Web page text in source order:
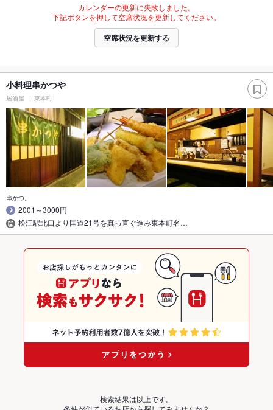
カレンダーの更新に失敗しました。
下記ボタンを押して空席状況を更新してください。
空席状況を更新する
小料理串かつや
居酒屋 東本町
串かつ。
2001～3000円
松江駅北口より国道21号を真っ直ぐ進み東本町名…
検索結果は以上です。